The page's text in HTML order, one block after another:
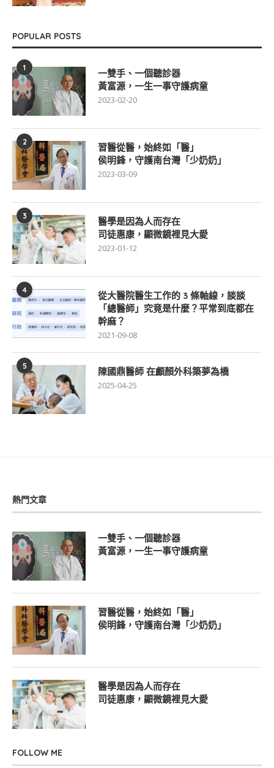
POPULAR POSTS
1
一雙手、一個聽診器
黃富源，一生一事守護病童
2023-02-20
2
習醫從醫，始終如「醫」
侯明鋒，守護南台灣「少奶奶」
2023-03-09
3
醫學是因為人而存在
司徒惠康，顯微鏡裡見大愛
2023-01-12
4
從大醫院醫生工作的 3 條軸線，談談
「總醫師」究竟是什麼？平常到底都在
幹麻？
2021-09-08
5 陳國鼎醫師 在顱顏外科築夢為橋
2025-04-25
熱門文章
一雙手、一個聽診器
黃富源，一生一事守護病童
習醫從醫，始終如「醫」
侯明鋒，守護南台灣「少奶奶」
醫學是因為人而存在
司徒惠康，顯微鏡裡見大愛
FOLLOW ME